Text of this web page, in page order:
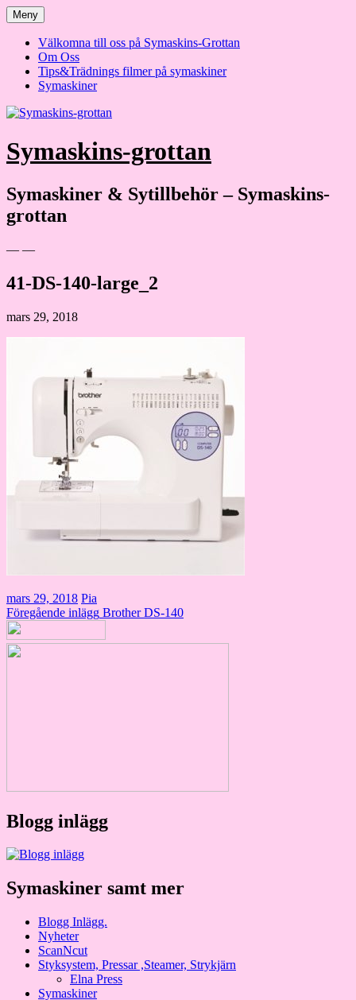
Hoppa
till
innehåll
Meny
Välkomna till oss på Symaskins-Grottan
Om Oss
Tips&Trädnings filmer på symaskiner
Symaskiner
Symaskins-grottan
Symaskiner & Sytillbehör – Symaskins-
grottan
— —
41-DS-140-large_2
mars 29, 2018
mars 29, 2018 Pia
Inläggsnavigering
Föregående inlägg Brother DS-140
Blogg inlägg
Symaskiner samt mer
Blogg Inlägg.
Nyheter
ScanNcut
Styksystem, Pressar ,Steamer, Strykjärn
Elna Press
Symaskiner